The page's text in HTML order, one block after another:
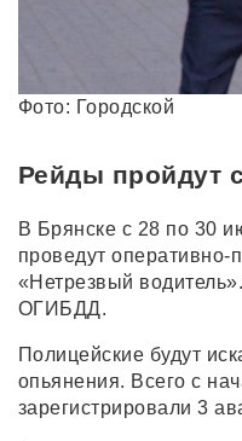
Фото: Городской
Рейды пройдут
В Брянске с 28 по 30
проведут
«Нетрезвый
ОГИБДД.
Полицейские будут
опьянения. Всего с
зарегистрировали 3